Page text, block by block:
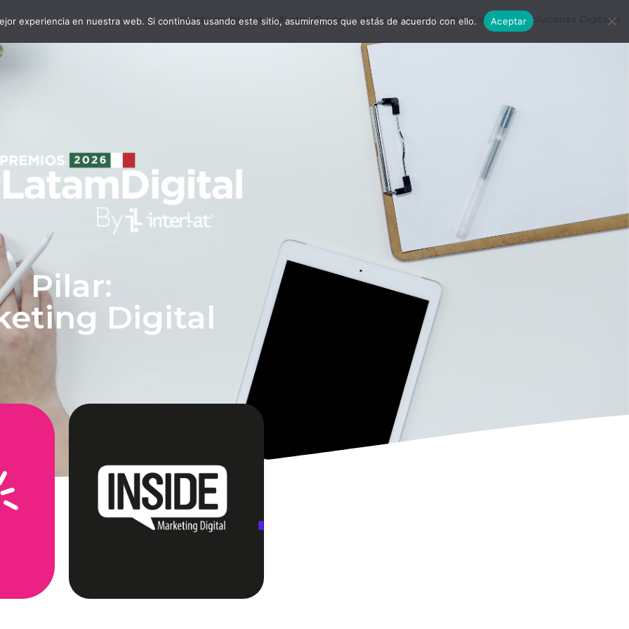
#WebinarsInterlat #LatamDigital #EscuelaDigital #LDConecta Soluciones Digitales
Pilar:
Digital
experiencia en nuestra web. Si continúas usando este sitio, asumiremos que estás de acuerdo con ello. Aceptar